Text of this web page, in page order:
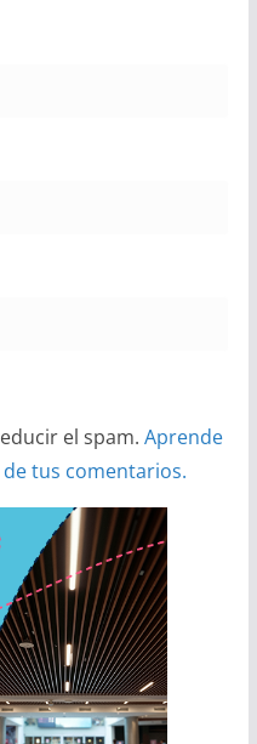
el spam. Aprende
tus comentarios.